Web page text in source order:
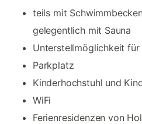
teils mit
gelegentlich mit Sauna
Unterstellmöglichkeit für
Parkplatz
Kinderhochstuhl und
WiFi
Ferienresidenzen von